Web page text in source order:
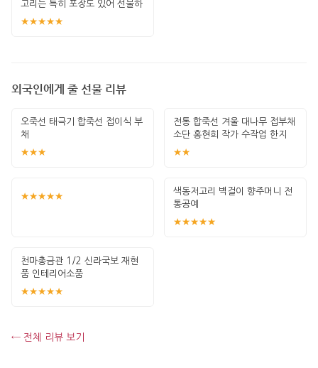
고리는 특히 포장도 있어 선물하
기 좋고 퀄
★★★★★
외국인에게 줄 선물 리뷰
오죽선 태극기 합죽선 접이식 부
채
★★★
전통 합죽선 겨울 대나무 접부채
소단 홍현희 작가 수작업 한지
그림 고급
★★
★★★★★
색동저고리 벽걸이 향주머니 전
통공예
★★★★★
천마총금관 1/2 신라국보 재현
품 인테리어소품
★★★★★
← 전체 리뷰 보기